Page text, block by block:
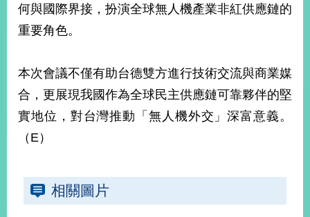
國
與
區
國
際
傳
播
何與國際界接，扮演全球無人機產業非紅供應鏈的
重要角色。
本次會議不僅有助台德雙方進行技術交流與商業媒
合，更展現我國作為全球民主供應鏈可靠夥伴的堅
實地位，對台灣推動「無人機外交」深富意義。
（E）
相關圖片